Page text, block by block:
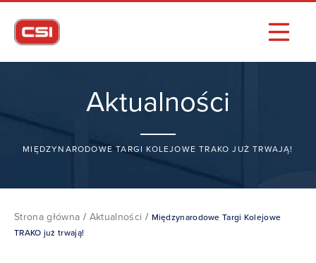
Aktualności
MIĘDZYNARODOWE TARGI KOLEJOWE TRAKO JUŻ TRWAJĄ!
Strona główna / Aktualności / Międzynarodowe Targi Kolejowe
TRAKO już trwają!